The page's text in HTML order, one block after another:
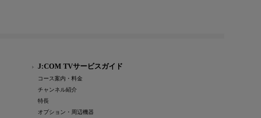
J:COM TVサービスガイド
コース案内・料金
チャンネル紹介
特長
オプション・周辺機器